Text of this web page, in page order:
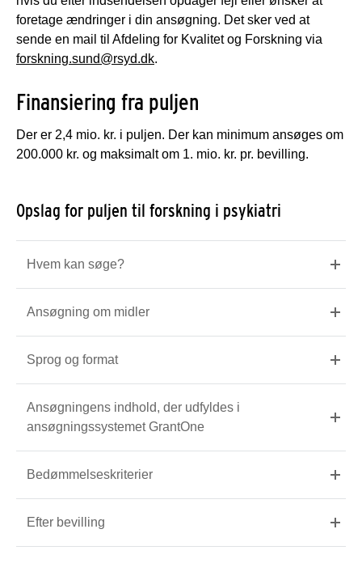
foretage ændringer i din ansøgning. Det sker ved at
sende en mail til Afdeling for Kvalitet og Forskning via
forskning.sund@rsyd.dk.
Finansiering fra puljen
Der er 2,4 mio. kr. i puljen. Der kan minimum ansøges om
200.000 kr. og maksimalt om 1. mio. kr. pr. bevilling.
Opslag for puljen til forskning i psykiatri
Hvem kan søge?
Ansøgning om midler
Sprog og format
Ansøgningens indhold, der udfyldes i
ansøgningssystemet GrantOne
Bedømmelseskriterier
Efter bevilling